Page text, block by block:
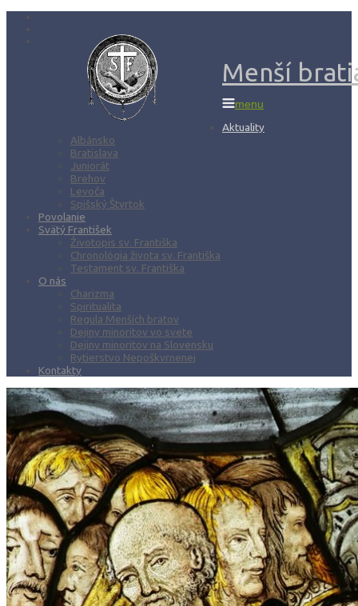
Menší
menu
Aktuality
Albánsko
Bratislava
Juniorát
Brehov
Levoča
Spišský Štvrtok
Povolanie
Svätý František
Životopis sv. Františka
Chronológia života sv. Františka
Testament sv. Františka
O nás
Charizma
Spiritualita
Regula Menších bratov
Dejiny minoritov vo svete
Dejiny minoritov na Slovensku
Rytierstvo Nepoškvrnenej
Kontakty